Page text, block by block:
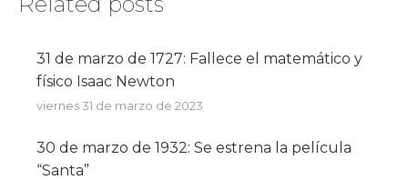
31 de marzo de 1727: Fallece el matemático y
físico Isaac Newton
viernes 31 de marzo de 2023
30 de marzo de 1932: Se estrena la película
“Santa”